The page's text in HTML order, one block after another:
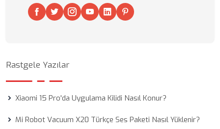
Rastgele Yazılar
Xiaomi 15 Pro'da Uygulama Kilidi Nasıl Konur?
Mi Robot Vacuum X20 Türkçe Ses Paketi Nasıl Yüklenir?